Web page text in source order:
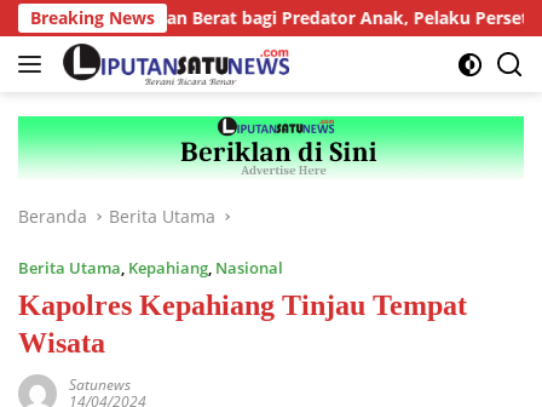
Langsung
ke
konten
Breaking News
Tuntutan Berat bagi Predator Anak, Pelaku
Beranda Berita Utama
Berita Utama, Kepahiang, Nasional
Kapolres Kepahiang Tinjau Tempat
Wisata
Satunews
14/04/2024